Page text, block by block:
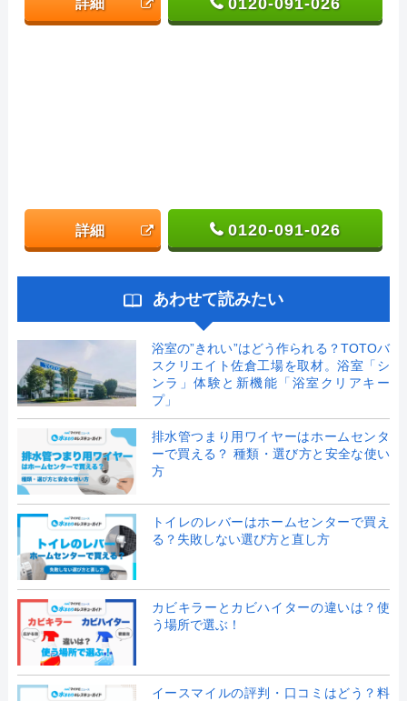
詳細
詳細 0120-091-026
あわせて読みたい
浴室の”きれい”はどう作られる？TOTOバ
スクリエイト佐倉工場を取材。浴室「シ
ンラ」体験と新機能「浴室クリアキー
プ」
排水管つまり用ワイヤーはホームセンタ
ーで買える？ 種類・選び方と安全な使い
方
トイレのレバーはホームセンターで買え
る？失敗しない選び方と直し方
カビキラーとカビハイターの違いは？使
う場所で選ぶ！
イースマイルの評判・口コミはどう？料